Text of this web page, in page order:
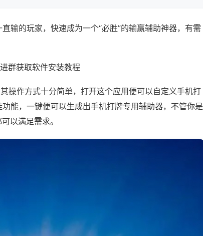
输的玩家，快速成为一个“必胜”的输赢辅助神器，有需
群获取软件安装教程
操作方式十分简单，打开这个应用便可以自定义手机打
能，一键便可以生成出手机打牌专用辅助器，不管你是
以满足需求。